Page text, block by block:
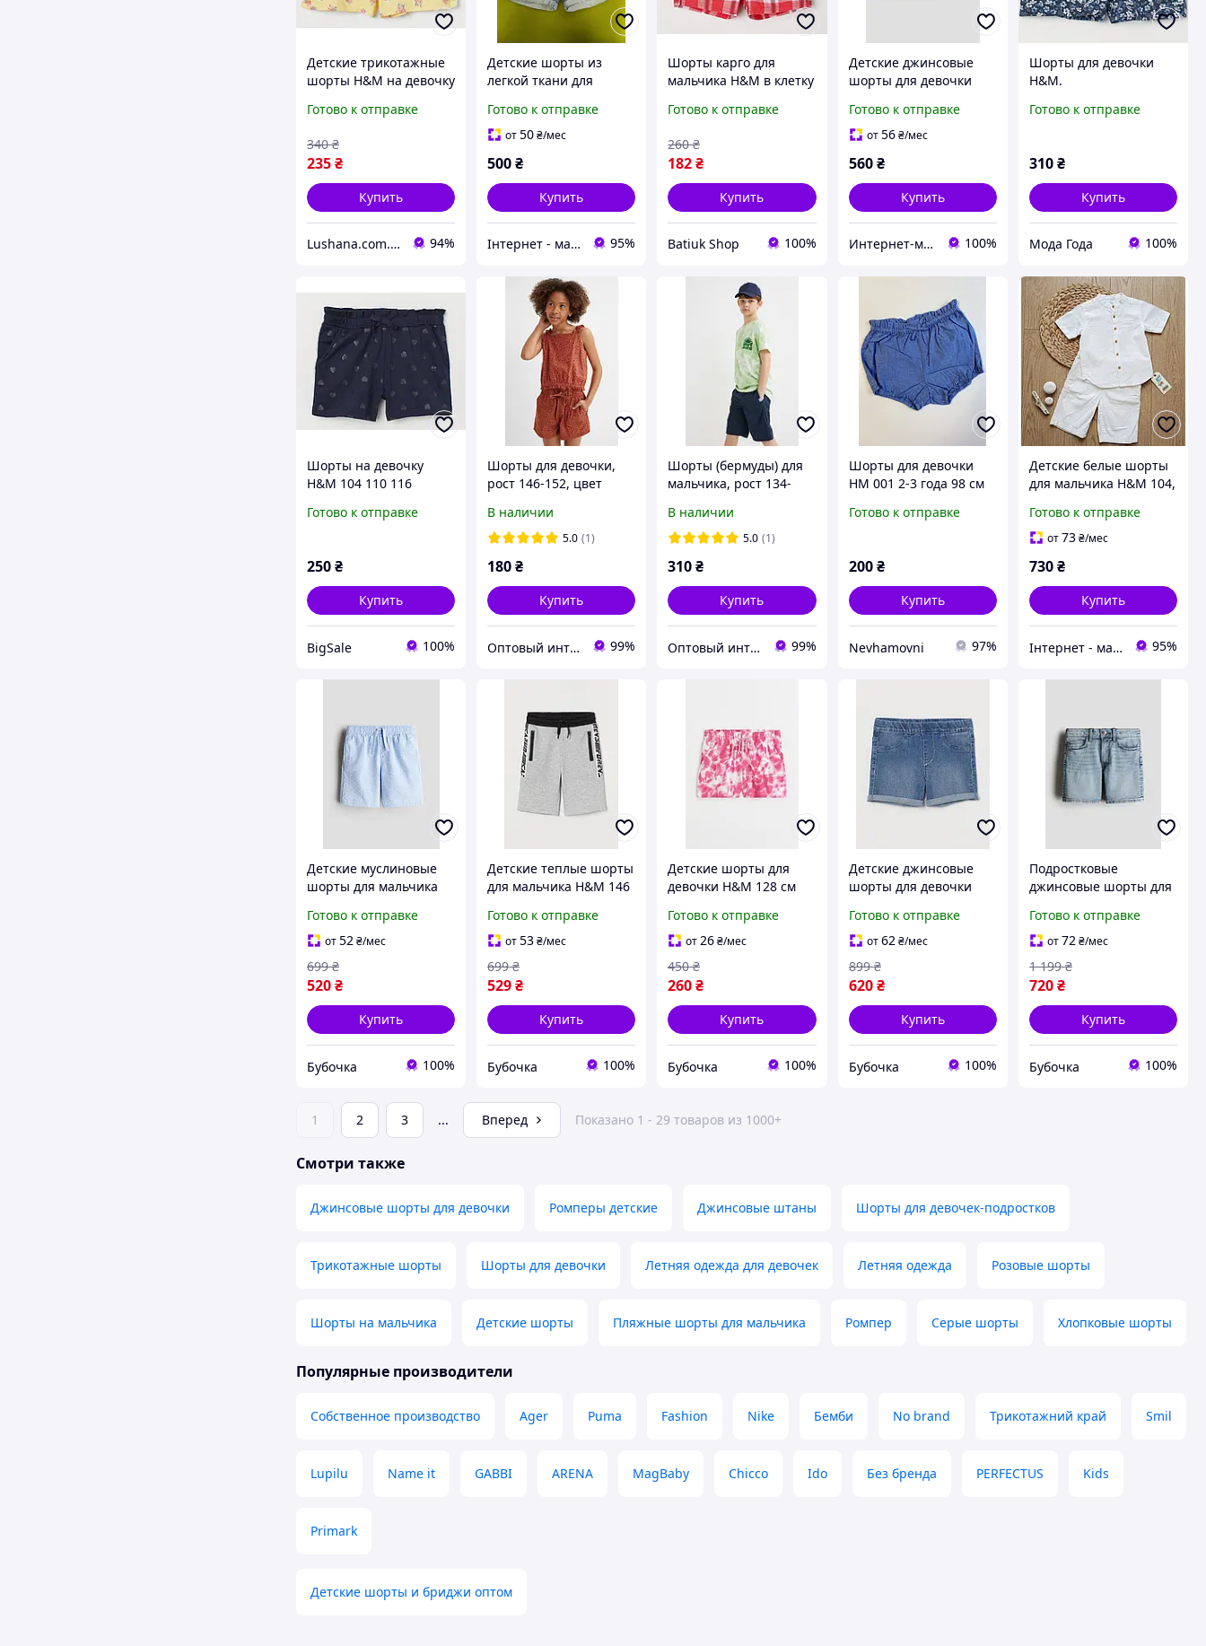
Детские трикотажные
шорты H&M на девочку
Готово к отправке
235₴
340 ₴
Купить
Lushana.com.ua 94%
Детские шорты из
легкой ткани для
86 см полномер 12-18
мес.
Готово к отправке
от50₴/мес
500₴
Купить
Інтернет - магазин одягу та взуття Зiрочка 95%
Шорты карго для
мальчика H&M в клетку
Готово к отправке
182₴
260 ₴
Купить
Batiuk Shop 100%
Детские джинсовые
шорты для девочки
Готово к отправке
от56 ₴/мес
560 ₴
Купить
Интернет-магазин "Детки" 100%
Шорты для девочки
H&M.
Готово к отправке
310₴
Купить
Мода Года 100%
Шорты на девочку
H&M 104 110 116
Готово к отправке
250₴
Купить
BigSale 100%
Шорты для девочки,
рост 146-152, цвет
В наличии
5.0 (1)
180₴
Купить
Оптовый интернет-магазин av-style.com.ua 99%
Шорты (бермуды) для
мальчика, рост 134-
В наличии
5.0 (1)
310₴
Купить
Оптовый интернет-магазин av-style.com.ua 99%
Шорты для девочки
HM 001 2-3 года 98 см
Готово к отправке
200 ₴
Купить
Nevhamovni 97%
Детские белые шорты
для мальчика H&M 104,
Готово к отправке
от73₴/мес
730₴
Купить
Інтернет - магазин одягу та взуття Зiрочка 95%
Детские муслиновые
шорты для мальчика
(25063002A)
Готово к отправке
от52₴/мес
520₴
699 ₴
Купить
Бубочка 100%
Детские теплые шорты
для мальчика H&M 146
Готово к отправке
от53₴/мес
529₴
699 ₴
Купить
Бубочка 100%
Детские шорты для
девочки H&M 128 см
Готово к отправке
от26₴/мес
260₴
450 ₴
Купить
Бубочка 100%
Детские джинсовые
шорты для девочки
(25072402)
Готово к отправке
от62 ₴/мес
620 ₴
899 ₴
Купить
Бубочка 100%
Подростковые
джинсовые шорты для
Голубые (26062207G)
Готово к отправке
от72₴/мес
720₴
1 199 ₴
Купить
Бубочка 100%
1 2 3 ... Вперед Показано 1 - 29 товаров из 1000+
Смотри также
Джинсовые шорты для девочки Ромперы детские Джинсовые штаны Шорты для девочек-подростков
Трикотажные шорты Шорты для девочки Летняя одежда для девочек Летняя одежда Розовые шорты
Шорты на мальчика Детские шорты Пляжные шорты для мальчика Ромпер Серые шорты Хлопковые шорты
Популярные производители
Собственное производство Ager Puma Fashion Nike Бемби No brand Трикотажний край Smil
Lupilu Name it GABBI ARENA MagBaby Chicco Ido Без бренда PERFECTUS Kids
Primark
Детские шорты и бриджи оптом